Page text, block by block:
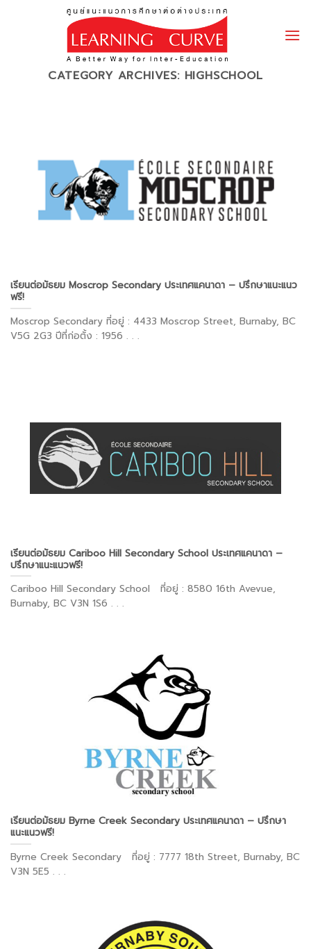
CATEGORY ARCHIVES: HIGHSCHOOL
เรียนต่อมัธยม Moscrop Secondary ประเทศแคนาดา – ปรึกษาแนะแนว
ฟรี!
Moscrop Secondary ที่อยู่ : 4433 Moscrop Street, Burnaby, BC
V5G 2G3 ปีที่ก่อตั้ง : 1956 . . .
เรียนต่อมัธยม Cariboo Hill Secondary School ประเทศแคนาดา –
ปรึกษาแนะแนวฟรี!
Cariboo Hill Secondary School ที่อยู่ : 8580 16th Avevue,
Burnaby, BC V3N 1S6 . . .
เรียนต่อมัธยม Byrne Creek Secondary ประเทศแคนาดา – ปรึกษา
แนะแนวฟรี!
Byrne Creek Secondary ที่อยู่ : 7777 18th Street, Burnaby, BC
V3N 5E5 . . .